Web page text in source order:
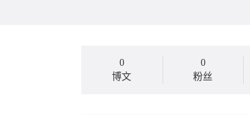
0
博文
0
粉丝